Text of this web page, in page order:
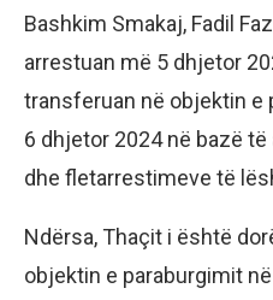
Bashkim Smakaj, Fadil
arrestuan më 5 dhjetor
transferuan në objektin e
6 dhjetor 2024 në bazë
dhe fletarrestimeve të
Ndërsa, Thaçit i është
objektin e paraburgimit